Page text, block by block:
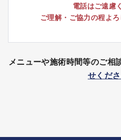
電話はご遠慮
ご理解・ご協力の程よろ
メニューや施術時間等のご相
せくだ